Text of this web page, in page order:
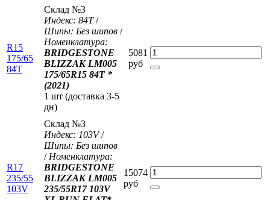
R15
175/65
84T
Склад №3
Индекс: 84T/
Шипы: Без шипов /
Номенклатура:
BRIDGESTONE
BLIZZAK LM005
175/65R15 84T *
(2021)
1 шт (доставка 3-5
дн)
5081
руб
R17
235/55
103V
Склад №3
Индекс: 103V/
Шипы: Без шипов
/ Номенклатура:
BRIDGESTONE
BLIZZAK LM005
235/55R17 103V
15074
руб